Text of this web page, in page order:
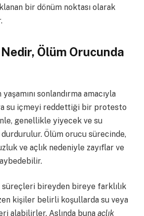
bir dönüm noktası olarak
Ölüm Orucunda
sonlandırma amacıyla
su içmeyi reddettiği bir protesto
genellikle yiyecek ve su
Ölüm orucu sürecinde,
ve açlık nedeniyle zayıflar ve
bireyden bireye farklılık
kişiler belirli koşullarda su veya
alabilirler. Aslında buna açlık